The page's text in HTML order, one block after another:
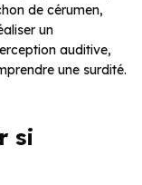
de cérumen,
un
auditive,
une surdité.
si